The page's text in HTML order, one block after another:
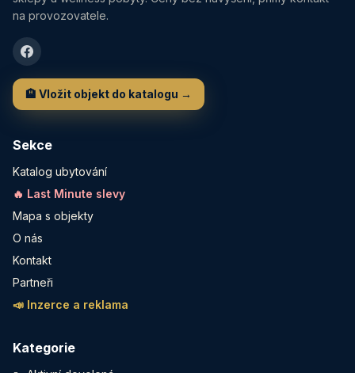
na provozovatele.
🏨 Vložit objekt do katalogu →
Sekce
Katalog ubytování
🔥 Last Minute slevy
Mapa s objekty
O nás
Kontakt
Partneři
📣 Inzerce a reklama
Kategorie